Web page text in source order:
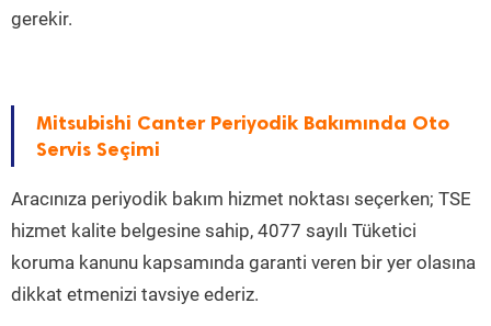
gerekir.
Mitsubishi Canter Periyodik Bakımında Oto
Servis Seçimi
Aracınıza periyodik bakım hizmet noktası seçerken; TSE
hizmet kalite belgesine sahip, 4077 sayılı Tüketici
koruma kanunu kapsamında garanti veren bir yer olasına
dikkat etmenizi tavsiye ederiz.